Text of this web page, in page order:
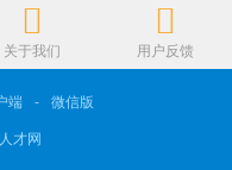
关于我们 用户反馈
端 - 微信版
才网